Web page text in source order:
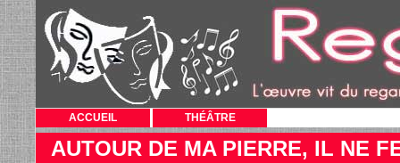
ACCUEIL THÉÂTRE
AUTOUR DE MA PIERRE, IL NE